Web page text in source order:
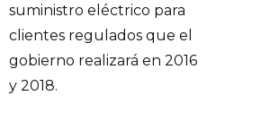
suministro eléctrico para
clientes regulados que el
gobierno realizará en 2016
y 2018.